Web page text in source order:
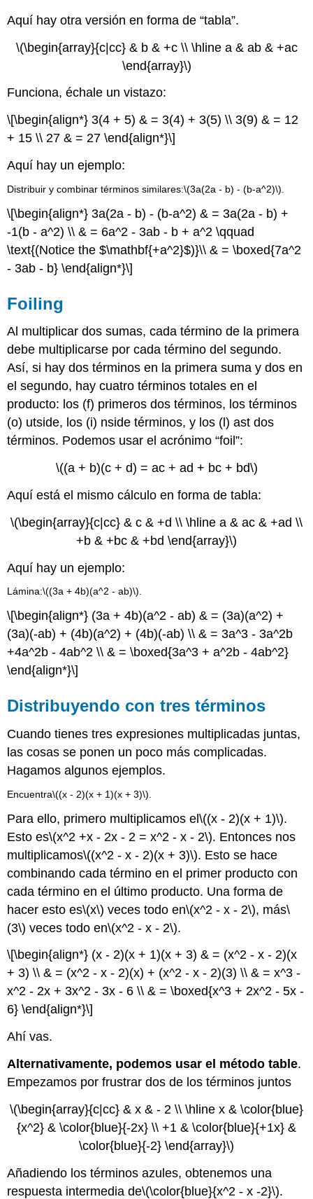
Aquí hay otra versión en forma de “tabla”.
\(\begin{array}{c|cc} & b & +c \\ \hline a & ab & +ac
\end{array}\)
Funciona, échale un vistazo:
\[\begin{align*} 3(4 + 5) & = 3(4) + 3(5) \\ 3(9) & = 12
+ 15 \\ 27 & = 27 \end{align*}\]
Aquí hay un ejemplo:
Distribuir y combinar términos similares:\(3a(2a - b) - (b-a^2)\)
\[\begin{align*} 3a(2a - b) - (b-a^2) & = 3a(2a - b) +
-1(b - a^2) \\ & = 6a^2 - 3ab - b + a^2 \qquad
\text{(Notice the $\mathbf{+a^2}$)}\\ & = \boxed{7a^2
- 3ab - b} \end{align*}\]
Foiling
Al multiplicar dos sumas, cada término de la primera
debe multiplicarse por cada término del segundo.
Así, si hay dos términos en la primera suma y dos en
el segundo, hay cuatro términos totales en el
producto: los (f) primeros dos términos, los términos
(o) utside, los (i) nside términos, y los (l) ast dos
términos. Podemos usar el acrónimo “foil”:
\((a + b)(c + d) = ac + ad + bc + bd\)
Aquí está el mismo cálculo en forma de tabla:
\(\begin{array}{c|cc} & c & +d \\ \hline a & ac & +ad \\
+b & +bc & +bd \end{array}\)
Aquí hay un ejemplo:
Lámina:\((3a + 4b)(a^2 - ab)\).
\[\begin{align*} (3a + 4b)(a^2 - ab) & = (3a)(a^2) +
(3a)(-ab) + (4b)(a^2) + (4b)(-ab) \\ & = 3a^3 - 3a^2b
+4a^2b - 4ab^2 \\ & = \boxed{3a^3 + a^2b - 4ab^2}
\end{align*}\]
Distribuyendo con tres términos
Cuando tienes tres expresiones multiplicadas juntas,
las cosas se ponen un poco más complicadas.
Hagamos algunos ejemplos.
Encuentra\((x - 2)(x + 1)(x + 3)\)
Para ello, primero multiplicamos el\((x - 2)(x + 1)\).
Esto es\(x^2 +x - 2x - 2 = x^2 - x - 2\). Entonces nos
multiplicamos\((x^2 - x - 2)(x + 3)\). Esto se hace
combinando cada término en el primer producto con
cada término en el último producto. Una forma de
hacer esto es\(x\) veces todo en\(x^2 - x - 2\), más\
(3\) veces todo en\(x^2 - x - 2\).
\[\begin{align*} (x - 2)(x + 1)(x + 3) & = (x^2 - x - 2)(x
+ 3) \\ & = (x^2 - x - 2)(x) + (x^2 - x - 2)(3) \\ & = x^3 -
x^2 - 2x + 3x^2 - 3x - 6 \\ & = \boxed{x^3 + 2x^2 - 5x -
6} \end{align*}\]
Ahí vas.
Alternativamente, podemos usar el método table.
Empezamos por frustrar dos de los términos juntos
\(\begin{array}{c|cc} & x & - 2 \\ \hline x & \color{blue}
{x^2} & \color{blue}{-2x} \\ +1 & \color{blue}{+1x} &
\color{blue}{-2} \end{array}\)
Añadiendo los términos azules, obtenemos una
respuesta intermedia de\(\color{blue}{x^2 - x -2}\).